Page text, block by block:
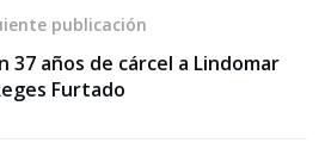
publicación
37 años de cárcel a Lindomar
Furtado